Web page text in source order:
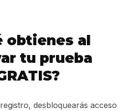
obtienes al
tu prueba
desbloquearás acceso